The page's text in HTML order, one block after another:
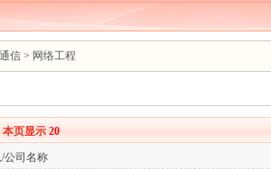
信 > 网络工程
本页显示 20
公司名称